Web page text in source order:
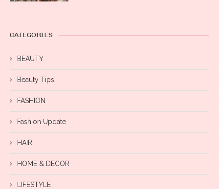
CATEGORIES
BEAUTY
Beauty Tips
FASHION
Fashion Update
HAIR
HOME & DECOR
LIFESTYLE